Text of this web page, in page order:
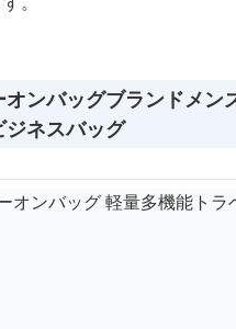
オンバッグブランドメン
ジネスバッグ